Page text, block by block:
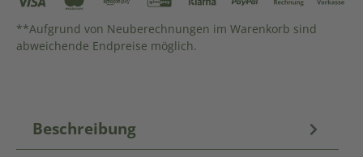
**Aufgrund von Neuberechnungen im Warenkorb sind
abweichende Endpreise möglich.
Beschreibung